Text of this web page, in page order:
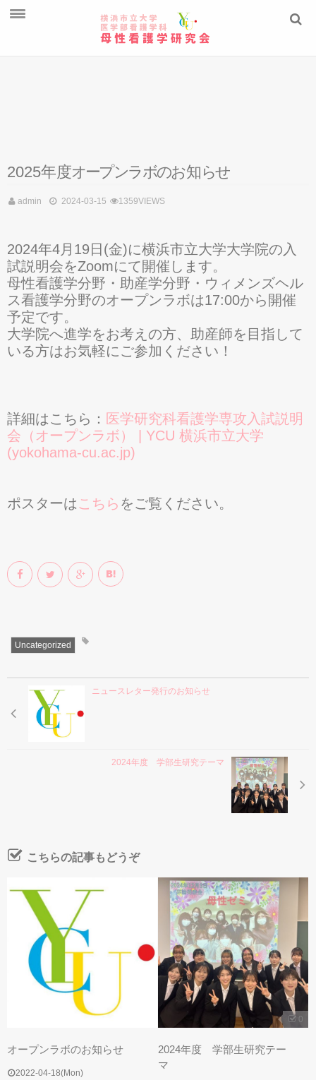
2025年度オープンラボのお知 らせ
admin 2024-03-15 1359VIEWS
2024年4月19日(金)に横浜市立大学大学院の入
試説明会をZoomにて開催します。
母性看護学分野・助産学分野・ウィメンズヘル
ス看護学分野のオープンラボは17:00から開催
予定です。
大学院へ進学をお考えの方、助産師を目指して
いる方はお気軽にご参加ください！
詳細はこちら： 医学研究科看護学専攻入試説明
会（オープンラボ） | YCU 横浜市立大学
(yokohama-cu.ac.jp)
ポスターはこちら をご覧ください。
Uncategorized
ニュースレター発行のお知らせ
2024年度 学部生研究テーマ
こちらの記事もどうぞ
オープンラボのお知らせ
2022-04-18(Mon)
0
2024年度 学部生研究テー
マ